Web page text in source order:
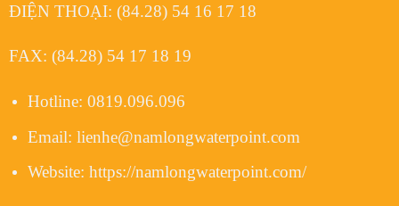
ĐIỆN THOẠI: (84.28) 54 16 17 18
FAX: (84.28) 54 17 18 19
Hotline: 0819.096.096
Email: lienhe@namlongwaterpoint.com
Website: https://namlongwaterpoint.com/